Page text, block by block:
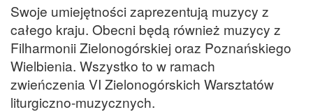
Swoje umiejętności zaprezentują muzycy z
całego kraju. Obecni będą również muzycy z
Filharmonii Zielonogórskiej oraz Poznańskiego
Wielbienia. Wszystko to w ramach
zwieńczenia VI Zielonogórskich Warsztatów
liturgiczno-muzycznych.